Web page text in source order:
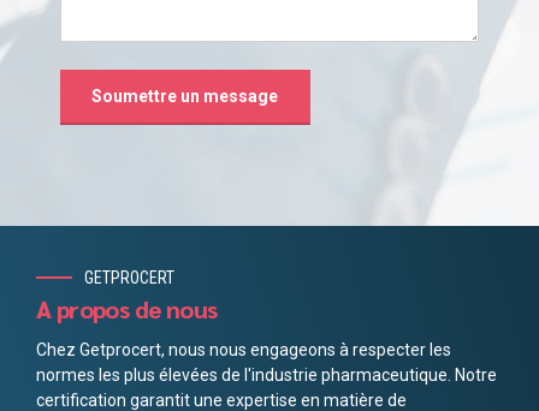
GETPROCERT
A propos de nous
Chez Getprocert, nous nous engageons à respecter les
normes les plus élevées de l'industrie pharmaceutique. Notre
certification garantit une expertise en matière de